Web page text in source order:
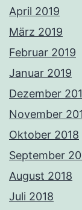
April 2019
März 2019
Februar 2019
Januar 2019
Dezember
November
Oktober 2018
September
August 2018
Juli 2018